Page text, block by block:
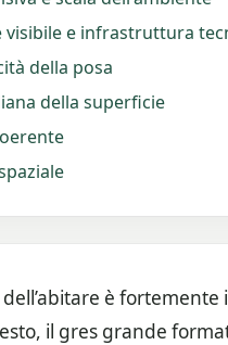
e infrastruttura
della posa
della superficie
è
il gres grande